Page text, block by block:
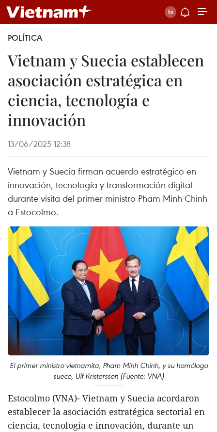
POLÍTICA
Vietnam y Suecia establecen
asociación estratégica en
ciencia, tecnología e
innovación
13/06/2025 12:38
Vietnam y Suecia firman acuerdo estratégico en
innovación, tecnología y transformación digital
durante visita del primer ministro Pham Minh Chinh
a Estocolmo.
El primer ministro vietnamita, Pham Minh Chinh, y su homólogo
sueco, Ulf Kristersson (Fuente: VNA)
Estocolmo (VNA)- Vietnam y Suecia acordaron
establecer la asociación estratégica sectorial en
ciencia, tecnología e innovación, durante un